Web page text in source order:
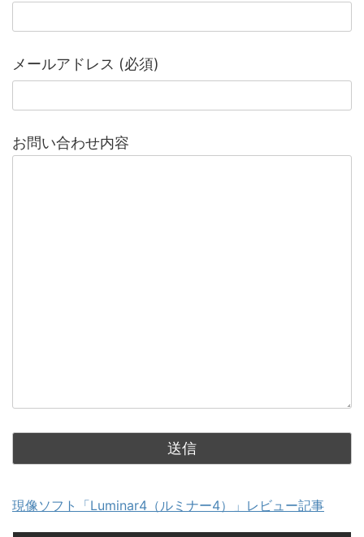
メールアドレス (必須)
お問い合わせ内容
現像ソフト「Luminar4（ルミナー4）」レビュー記事